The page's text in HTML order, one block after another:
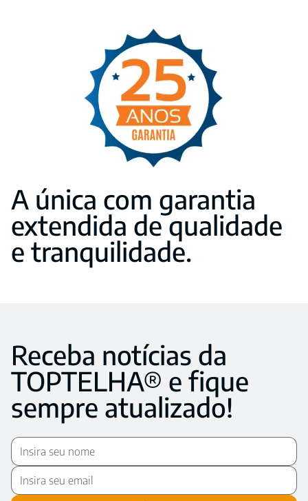
A única com garantia
extendida de qualidade
e tranquilidade.
Receba notícias da
TOPTELHA® e fique
sempre atualizado!